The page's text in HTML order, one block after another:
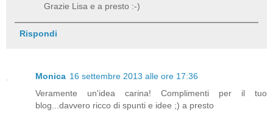
Grazie Lisa e a presto :-)
Rispondi
Monica 16 settembre 2013 alle ore 17:36
Veramente un'idea carina! Complimenti per il tuo
blog...davvero ricco di spunti e idee ;) a presto